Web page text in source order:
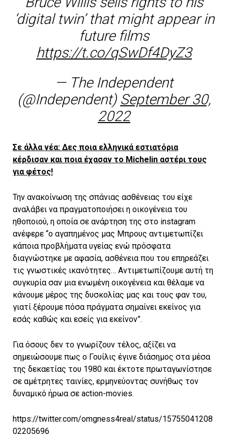
‘digital twin’ that might appear in
future films
https://t.co/qSwDf4DyZ3
— The Independent
(@Independent) September 30,
2022
Σε άλλα νέα: Δες ποια ελληνικά εστιατόρια
κέρδισαν και ποια έχασαν το Μichelin αστέρι τους
για φέτος!
Την ανακοίνωση της σπάνιας ασθένειας του είχε
αναλάβει να πραγματοποιήσει η οικογένεια του
ηθοποιού, η οποία σε ανάρτηση της στο instagram
ανέφερε “ο αγαπημένος μας Μπρους αντιμετωπίζει
κάποια προβλήματα υγείας ενώ πρόσφατα
διαγνώστηκε με αφασία, ασθένεια που του επηρεάζει
τις γνωστικές ικανότητες… Αντιμετωπίζουμε αυτή τη
συγκυρία σαν μια ενωμένη οικογένεια και θέλαμε να
κάνουμε μέρος της δυσκολίας μας και τους φαν του,
γιατί ξέρουμε πόσα πράγματα σημαίνει εκείνος για
εσάς καθώς και εσείς για εκείνον”.
Για όσους δεν το γνωρίζουν τέλος, αξίζει να
σημειώσουμε πως ο Γουίλις έγινε διάσημος στα μέσα
της δεκαετίας του 1980 και έκτοτε πρωταγωνίστησε
σε αμέτρητες ταινίες, ερμηνεύοντας συνήθως τον
δυναμικό ήρωα σε action-movies.
https://twitter.com/omgness4real/status/15755041208
02205696